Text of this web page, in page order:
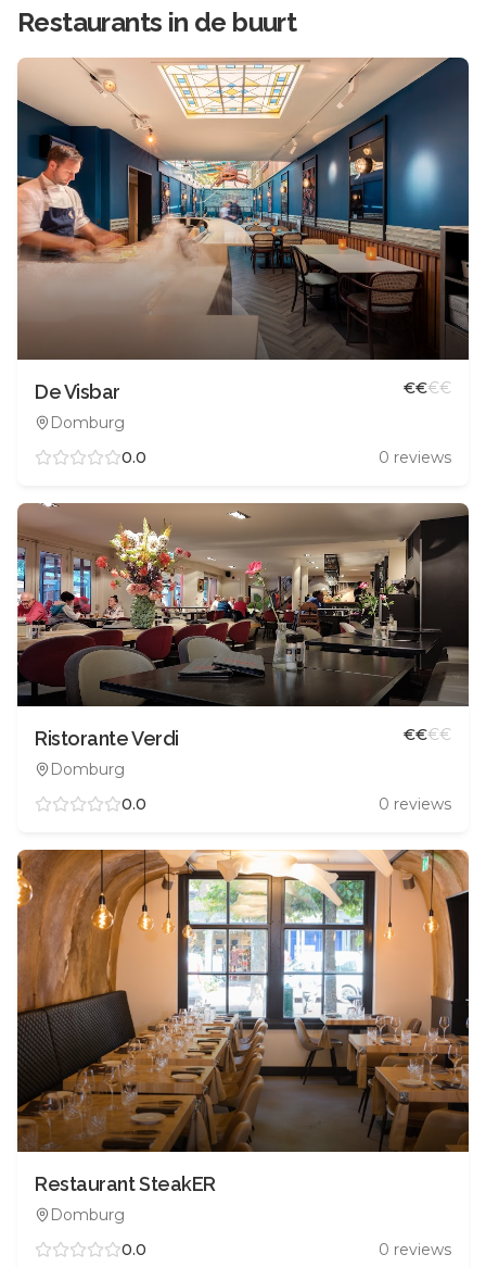
Restaurants in de buurt
De Visbar
Domburg
€€€€
0.0 0 reviews
Ristorante Verdi
Domburg
€€€€
0.0 0 reviews
Restaurant SteakER
Domburg
0.0
0 reviews